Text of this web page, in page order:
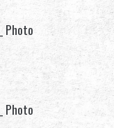
English (US)
日本語
Photo
Photo